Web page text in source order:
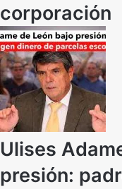
corporación
Ulises
presión: